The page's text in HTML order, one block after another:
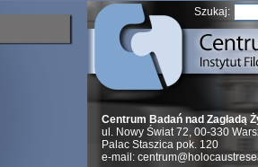
Szukaj:
Centrum Badań nad Zagładą
ul. Nowy Świat 72, 00-330
Palac Staszica pok. 120
e-mail: